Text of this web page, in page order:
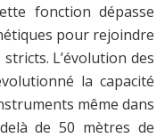
fonction dépasse
pour rejoindre
L’évolution des
la capacité
même dans
de 50 mètres de